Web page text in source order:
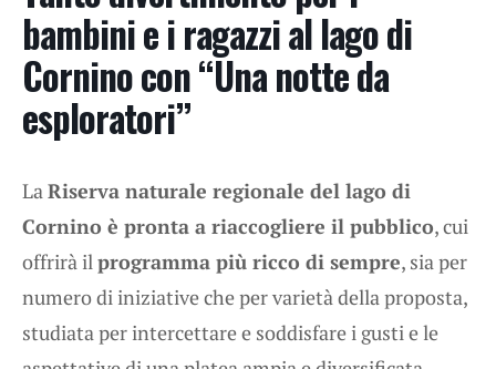
bambini e i ragazzi al lago di
Cornino con “Una notte da
esploratori”
LaRiserva naturale regionale del lago di
Cornino è pronta a riaccogliere il pubblico, cui
offrirà ilprogramma più ricco di sempre, sia per
numero di iniziative che per varietà della proposta,
studiata per intercettare e soddisfare i gusti e le